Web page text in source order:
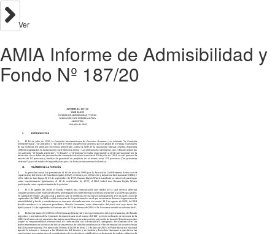
Ver
AMIA Informe de Admisibilidad y
Fondo Nº 187/20